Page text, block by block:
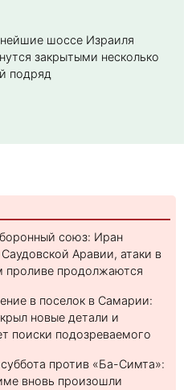
шоссе Израиля
закрытыми несколько
подряд
союз: Иран
Аравии, атаки в
проливе продолжаются
в поселок в Самарии:
новые детали и
поиски подозреваемого
против «Ба-Симта»:
вновь произошли